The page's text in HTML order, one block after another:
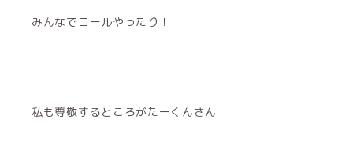
みんなでコールやったり！
私も尊敬するところがたーくんさん